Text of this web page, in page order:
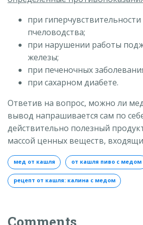
при
пчеловодства;
при нарушении работы
железы;
при печеночных
при сахарном диабете.
Ответив на вопрос, можно ли
вывод напрашивается сам по
действительно полезный
массой ценных веществ,
мед от кашля от кашля пиво с медом
рецепт от кашля: калина с медом
Comments